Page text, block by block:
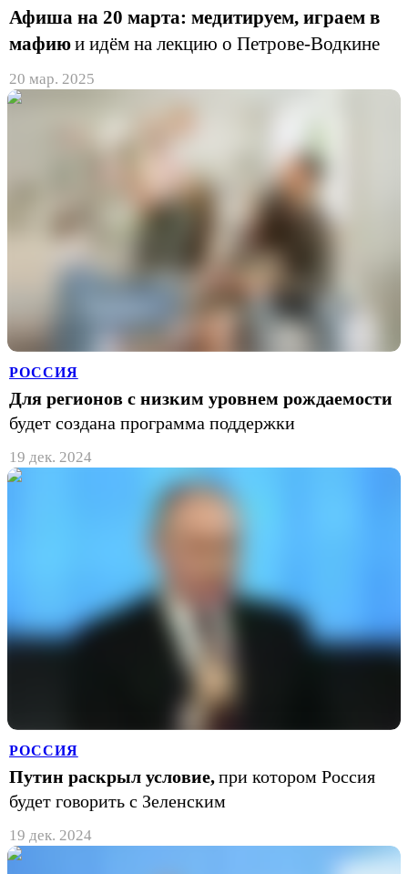
Афиша на 20 марта: медитируем, играем в
мафиюи идём на лекцию о Петрове-Водкине
20 мар. 2025
РОССИЯ
Для регионов с низким уровнем рождаемости
будет создана программа поддержки
19 дек. 2024
РОССИЯ
Путин раскрыл условие,при котором Россия
будет говорить с Зеленским
19 дек. 2024